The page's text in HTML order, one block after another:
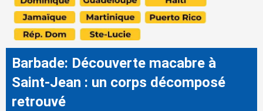
Barbade: Découverte macabre à
Saint-Jean : un corps décomposé
retrouvé